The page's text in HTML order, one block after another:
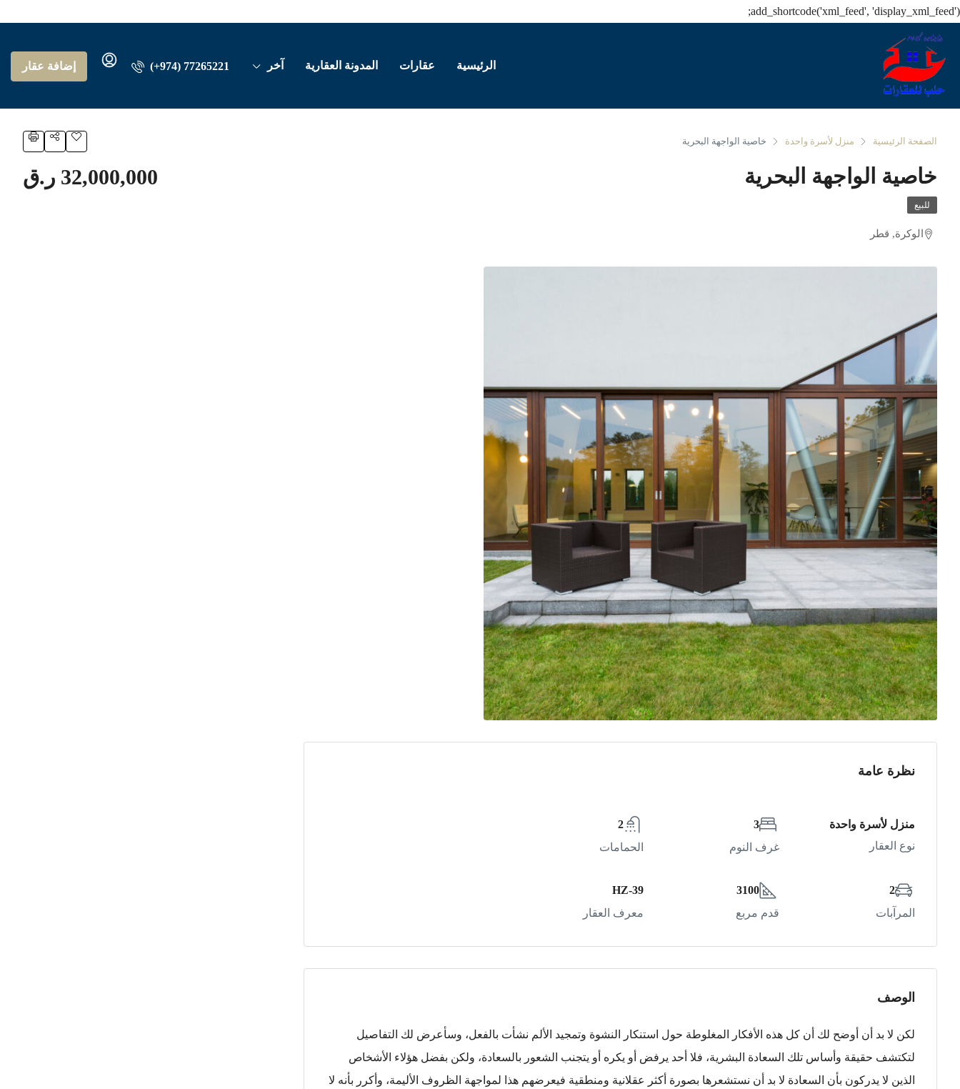
add_shortcode('xml_feed', 'display_xml_feed');
الرئيسية عقارات المدونة العقارية آخر (+974) 77265221 إضافة عقار
الصفحة الرئيسية منزل لأسرة واحدة خاصية الواجهة البحرية
خاصية الواجهة البحرية 32,000,000 ر.ق
للبيع
الوكرة, قطر
نظرة عامة
منزل لأسرة واحدة
نوع العقار
3
غرف النوم
2
الحمامات
2
المرآبات
3100
قدم مربع
HZ-39
معرف العقار
الوصف
لكن لا بد أن أوضح لك أن كل هذه الأفكار المغلوطة حول استنكار النشوة وتمجيد الألم نشأت بالفعل، وسأعرض لك التفاصيل
لتكتشف حقيقة وأساس تلك السعادة البشرية، فلا أحد يرفض أو يكره أو يتجنب الشعور بالسعادة، ولكن بفضل هؤلاء الأشخاص
الذين لا يدركون بأن السعادة لا بد أن نستشعرها بصورة أكثر عقلانية ومنطقية فيعرضهم هذا لمواجهة الظروف الأليمة، وأكرر بأنه لا